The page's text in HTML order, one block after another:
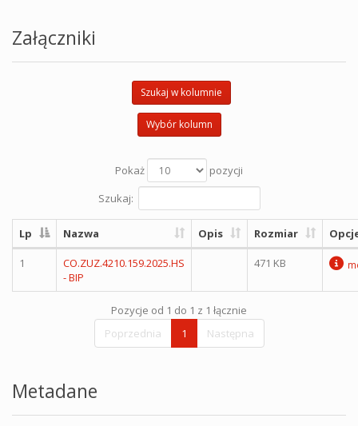
Załączniki
Szukaj w kolumnie
Wybór kolumn
Pokaż
pozycji
Szukaj:
Lp Nazwa Opis Rozmiar
1
CO.ZUZ.4210.159.2025.HS
- BIP
471 KB
Pozycje od 1 do 1 z 1 łącznie
Poprzednia
1 Następna
Metadane